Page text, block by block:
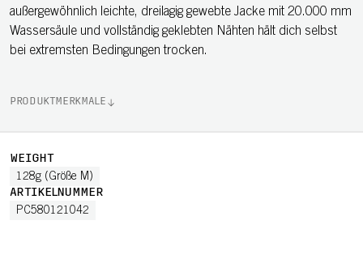
außergewöhnlich leichte, dreilagig gewebte Jacke mit 20.000 mm
Wassersäule und vollständig geklebten Nähten hält dich selbst
bei extremsten Bedingungen trocken.
PRODUKTMERKMALE
WEIGHT
128g (Größe M)
ARTIKELNUMMER
PC580121042